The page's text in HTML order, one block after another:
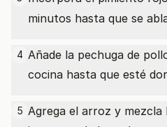
minutos hasta que se
4 Añade la pechuga de
cocina hasta que esté
5 Agrega el arroz y mezcla